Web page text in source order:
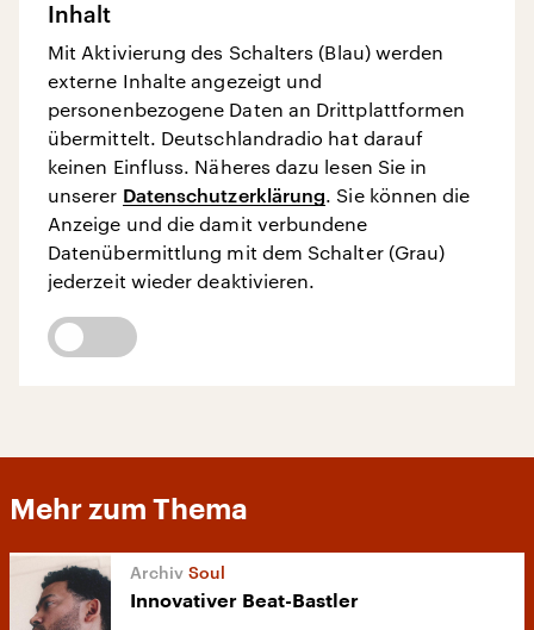
Inhalt
Mit Aktivierung des Schalters (Blau) werden
externe Inhalte angezeigt und
personenbezogene Daten an Drittplattformen
übermittelt. Deutschlandradio hat darauf
keinen Einfluss. Näheres dazu lesen Sie in
unserer Datenschutzerklärung. Sie können die
Anzeige und die damit verbundene
Datenübermittlung mit dem Schalter (Grau)
jederzeit wieder deaktivieren.
Mehr zum Thema
Soul
Innovativer Beat-Bastler